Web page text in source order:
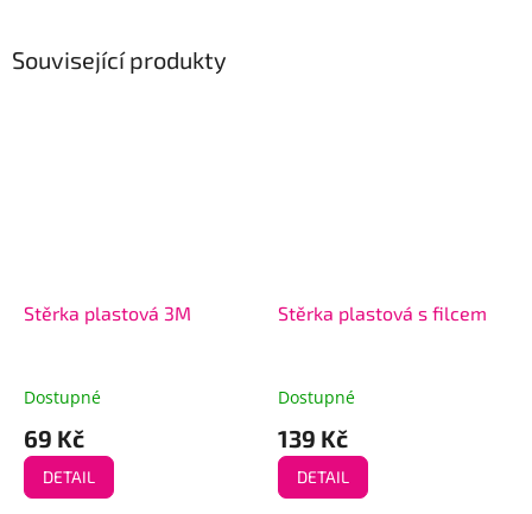
Související produkty
Stěrka plastová 3M
Dostupné
69 Kč
DETAIL
Stěrka plastová s filcem
Dostupné
139 Kč
DETAIL